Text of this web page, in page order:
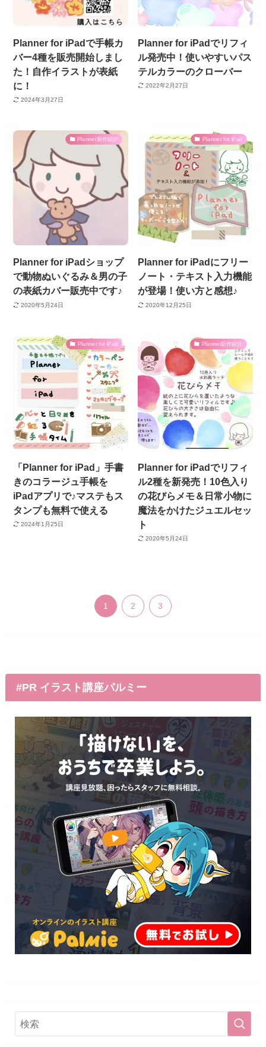
Planner for iPadで手帳カ
バー4種を販売開始しまし
た！自作イラストが表紙
に！
2024年3月27日
Planner for iPadでリフィ
ル発売中！使いやすいパス
テルカラーのクローバー
2022年2月27日
Planner新作紹介
Planner for iPadショップ
で動物ぬいぐるみ＆男の子
の表紙カバー販売中です♪
2020年5月24日
Planner for iPad
Planner for iPadにフリー
ノート・テキスト入力機能
が登場！使い方と感想♪
2020年12月25日
Planner for iPad
「Planner for iPad」手書
きのコラージュ手帳を
iPadアプリで♪マステもス
タンプも無料で使える
2024年1月25日
Planner新作紹介
Planner for iPadでリフィ
ル2種を新発売！10色入り
の花びらメモ＆日常小物に
魔法をかけたジュエルセッ
ト
2020年5月24日
1 2 3
#PR イラスト講座パルミー